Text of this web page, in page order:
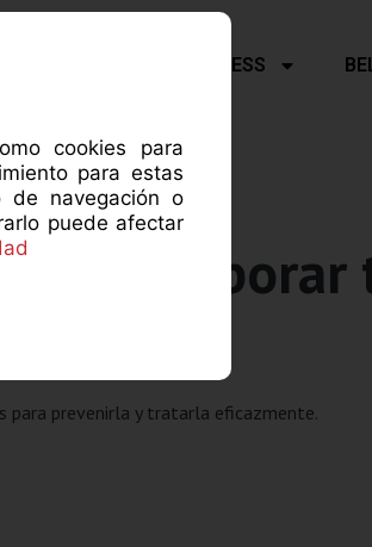
cookies para
para estas
de navegación o
puede afectar
Y PSICOLOGÍA FITNESS
elaborar
para prevenirla y tratarla eficazmente.